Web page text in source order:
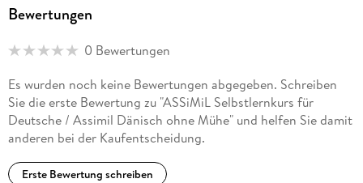
Bewertungen
0 Bewertungen
Es wurden noch keine Bewertungen abgegeben. Schreiben
Sie die erste Bewertung zu "ASSiMiL Selbstlernkurs für
Deutsche / Assimil Dänisch ohne Mühe" und helfen Sie damit
anderen bei der Kaufentscheidung.
Erste Bewertung schreiben